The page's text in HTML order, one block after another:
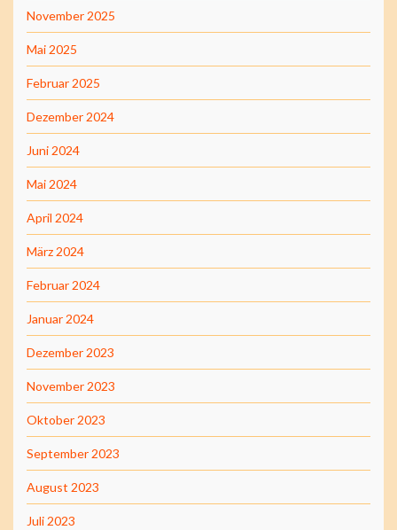
November 2025
Mai 2025
Februar 2025
Dezember 2024
Juni 2024
Mai 2024
April 2024
März 2024
Februar 2024
Januar 2024
Dezember 2023
November 2023
Oktober 2023
September 2023
August 2023
Juli 2023